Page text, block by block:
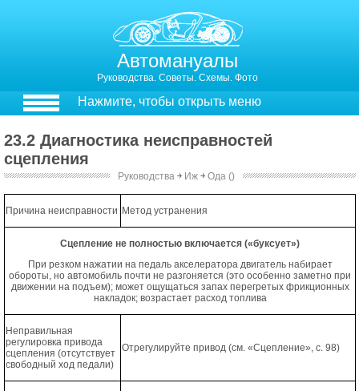
Автомануалы
Руководства. Советы. Схемы. Фото
Нажмите, чтобы открыть меню
23.2 Диагностика неисправностей
сцепления
Руководства ￫ Иж ￫ Ода ()
Причина неисправности Метод устранения
Сцепление не полностью включается («буксует»)
При резком нажатии на педаль акселератора двигатель набирает
обороты, но автомобиль почти не разгоняется (это особенно заметно при
движении на подъем); может ощущаться запах перегретых фрикционных
накладок; возрастает расход топлива
Неправильная
регулировка привода
сцепления (отсутствует
свободный ход педали)
Отрегулируйте привод (см. «Сцепление», с. 98)